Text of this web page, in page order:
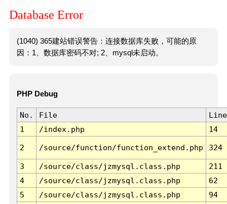
Database Error
(1040) 365建站错误警告：连接数据库失败，可能的原
因：1、数据库密码不对; 2、mysql未启动。
PHP Debug
No. File
Line
1
/index.php 14
2 /source/function/function_extend.php 324
3 /source/class/jzmysql.class.php
211
4
/source/class/jzmysql.class.php
62
5
/source/class/jzmysql.class.php
94